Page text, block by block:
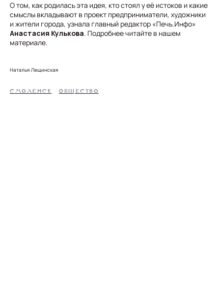
О том, как родилась эта идея, кто стоял у её истоков и какие
смыслы вкладывают в проект предприниматели, художники
и жители города, узнала главный редактор «Печь.Инфо»
Анастасия Кулькова. Подробнее читайте в нашем
материале.
Наталья Лещинская
СМОЛЕНСК ОБЩЕСТВО